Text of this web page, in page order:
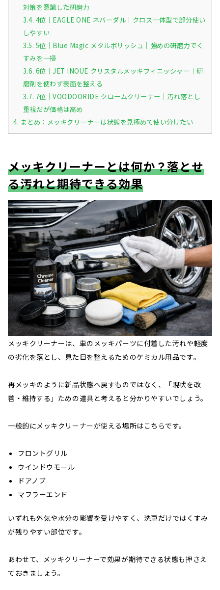
対策を意識した研磨力
3.4. 4位｜EAGLE ONE ネバーダル｜クロス一体型で部分使い
しやすい
3.5. 5位｜Blue Magic メタルポリッシュ｜強めの研磨力でく
すみを一掃
3.6. 6位｜JET INOUE クリスタルメッキフィニッシャー｜研
磨剤を使わず表面を整える
3.7. 7位｜VOODOORIDE クロームクリーナー｜汚れ落とし
重視だが価格は高め
4. まとめ：メッキクリーナーは状態を見極めて使い分けたい
メッキクリーナーとは何か？落とせ
る汚れと期待できる効果
メッキクリーナーは、車のメッキパーツに付着した汚れや軽度
の劣化を落とし、見た目を整えるためのケミカル用品です。
再メッキのように新品状態へ戻すものではなく、「現状を改
善・維持する」ための道具と考えると分かりやすいでしょう。
一般的にメッキクリーナーが使える場所はこちらです。
フロントグリル
ウインドウモール
ドアノブ
マフラーエンド
いずれも外気や水分の影響を受けやすく、洗車だけではくすみ
が残りやすい部位です。
あわせて、メッキクリーナーで効果が期待できる状態も押さえ
ておきましょう。